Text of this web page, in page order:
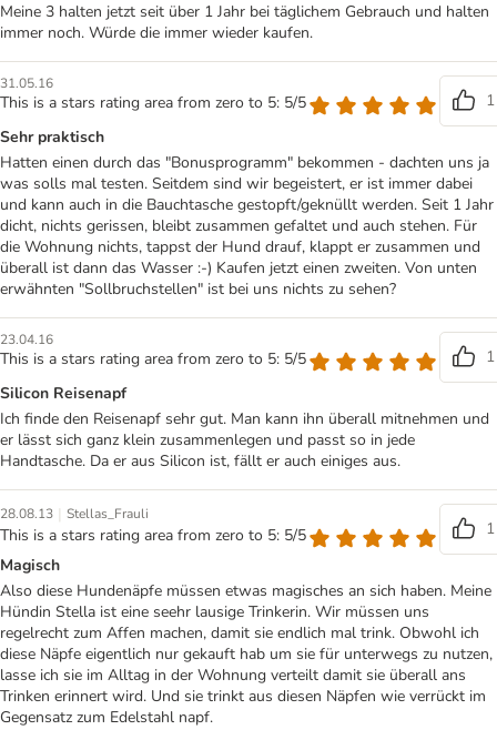
Meine 3 halten jetzt seit über 1 Jahr bei täglichem Gebrauch und halten
immer noch. Würde die immer wieder kaufen.
31.05.16
This is a stars rating area from zero to 5: 5/5
1
Sehr praktisch
Hatten einen durch das "Bonusprogramm" bekommen - dachten uns ja
was solls mal testen. Seitdem sind wir begeistert, er ist immer dabei
und kann auch in die Bauchtasche gestopft/geknüllt werden. Seit 1 Jahr
dicht, nichts gerissen, bleibt zusammen gefaltet und auch stehen. Für
die Wohnung nichts, tappst der Hund drauf, klappt er zusammen und
überall ist dann das Wasser :-) Kaufen jetzt einen zweiten. Von unten
erwähnten "Sollbruchstellen" ist bei uns nichts zu sehen?
23.04.16
This is a stars rating area from zero to 5: 5/5
1
Silicon Reisenapf
Ich finde den Reisenapf sehr gut. Man kann ihn überall mitnehmen und
er lässt sich ganz klein zusammenlegen und passt so in jede
Handtasche. Da er aus Silicon ist, fällt er auch einiges aus.
28.08.13 | Stellas_Frauli
This is a stars rating area from zero to 5: 5/5
1
Magisch
Also diese Hundenäpfe müssen etwas magisches an sich haben. Meine
Hündin Stella ist eine seehr lausige Trinkerin. Wir müssen uns
regelrecht zum Affen machen, damit sie endlich mal trink. Obwohl ich
diese Näpfe eigentlich nur gekauft hab um sie für unterwegs zu nutzen,
lasse ich sie im Alltag in der Wohnung verteilt damit sie überall ans
Trinken erinnert wird. Und sie trinkt aus diesen Näpfen wie verrückt im
Gegensatz zum Edelstahl napf.